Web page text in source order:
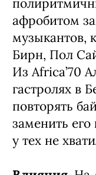
афробитом
музыкантов,
Бирн, Пол
Из Africa’70
гастролях в
повторять
заменить
у тех не